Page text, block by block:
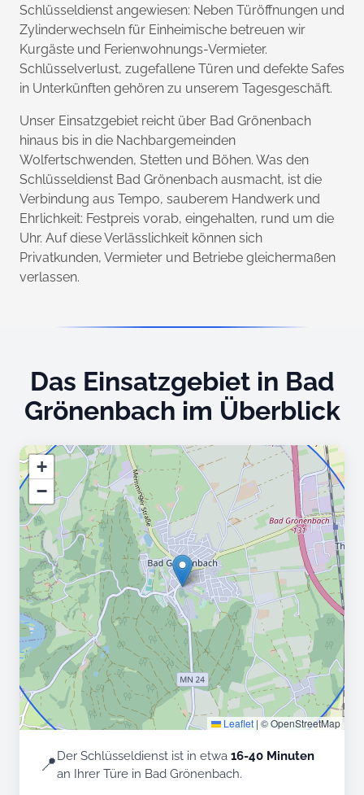
Schlüsseldienst angewiesen: Neben Türöffnungen und
Zylinderwechseln für Einheimische betreuen wir
Kurgäste und Ferienwohnungs-Vermieter.
Schlüsselverlust, zugefallene Türen und defekte Safes
in Unterkünften gehören zu unserem Tagesgeschäft.
Unser Einsatzgebiet reicht über Bad Grönenbach
hinaus bis in die Nachbargemeinden
Wolfertschwenden, Stetten und Böhen. Was den
Schlüsseldienst Bad Grönenbach ausmacht, ist die
Verbindung aus Tempo, sauberem Handwerk und
Ehrlichkeit: Festpreis vorab, eingehalten, rund um die
Uhr. Auf diese Verlässlichkeit können sich
Privatkunden, Vermieter und Betriebe gleichermaßen
verlassen.
Das Einsatzgebiet in Bad
Grönenbach im Überblick
+
−
Leaflet | © OpenStreetMap
📍Der Schlüsseldienst ist in etwa 16-40 Minuten
an Ihrer Türe in Bad Grönenbach.